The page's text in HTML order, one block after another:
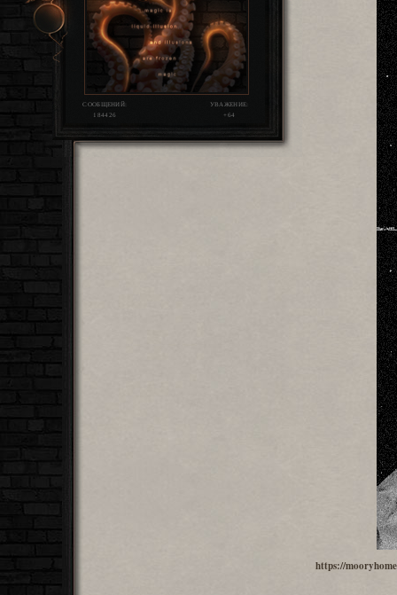
СООБЩЕНИЙ:
184426
УВАЖЕНИЕ:
+64
https://